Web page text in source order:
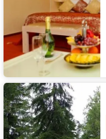
Коттедж
В
Репино